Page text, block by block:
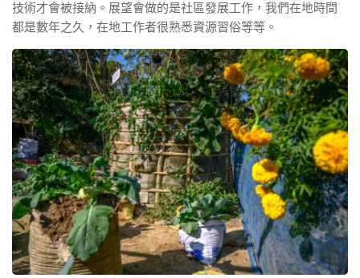
技術才會被接納。展望會做的是社區發展工作，我們在地時間
都是數年之久，在地工作者很熟悉資源習俗等等。